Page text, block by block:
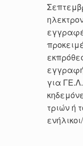
για
τριών ή